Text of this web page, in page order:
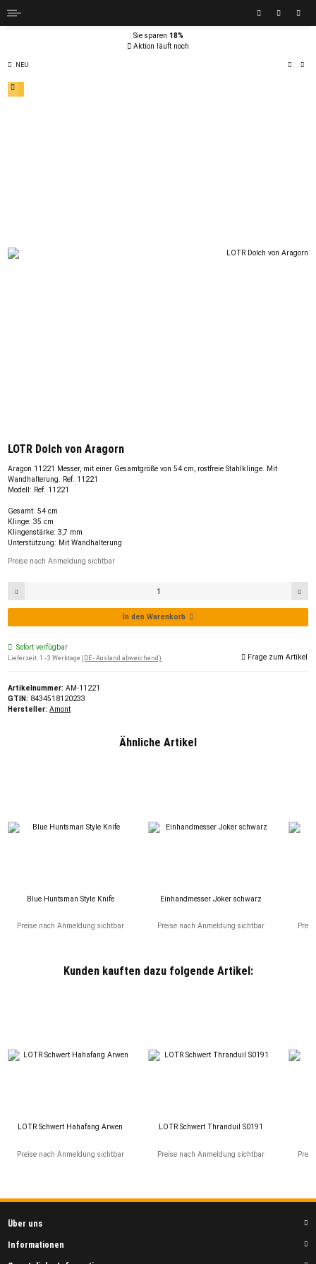
Sie sparen 18%
Aktion läuft noch
NEU
LOTR Dolch von Aragorn
Aragon 11221 Messer, mit einer Gesamtgröße von 54 cm, rostfreie Stahlklinge. Mit
Wandhalterung. Ref. 11221
Modell: Ref. 11221
Gesamt: 54 cm
Klinge: 35 cm
Klingenstärke: 3,7 mm
Unterstützung: Mit Wandhalterung
Preise nach Anmeldung sichtbar
In den Warenkorb
Sofort verfügbar
Lieferzeit: 1 - 3 Werktage (DE - Ausland abweichend) Frage zum Artikel
Artikelnummer: AM-11221
GTIN: 8434518120233
Hersteller: Amont
Ähnliche Artikel
Blue Huntsman Style Knife
Preise nach Anmeldung sichtbar
Einhandmesser Joker schwarz
Preise nach Anmeldung sichtbar
Kunden kauften dazu folgende Artikel:
LOTR Schwert Hahafang Arwen
Preise nach Anmeldung sichtbar
LOTR Schwert Thranduil S0191
Preise nach Anmeldung sichtbar
Über uns
Informationen